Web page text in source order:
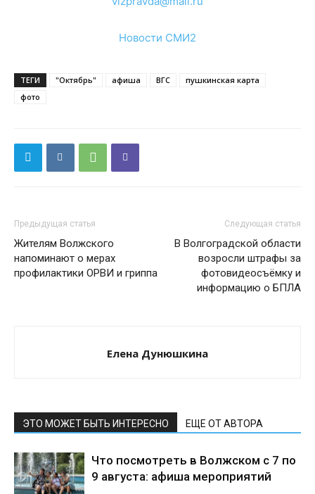
Новости СМИ2
ТЕГИ "Октябрь" афиша ВГС
пушкинская карта
фото
Предыдущая статья
Жителям Волжского
напоминают о мерах
профилактики ОРВИ и гриппа
Следующая статья
В Волгоградской области
возросли штрафы за
фотовидеосъёмку и
информацию о БПЛА
Елена Дунюшкина
ЭТО МОЖЕТ БЫТЬ ИНТЕРЕСНО ЕЩЕ ОТ АВТОРА
Что посмотреть в Волжском с 7 по
9 августа: афиша мероприятий